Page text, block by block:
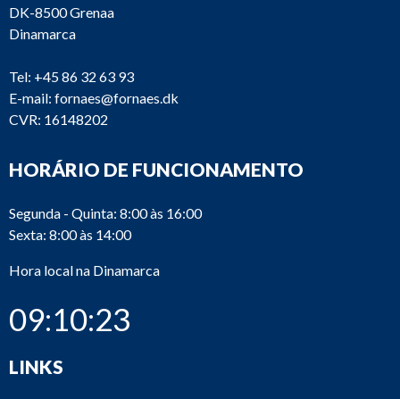
E0402
X7
ROUTER
DK-8500 Grenaa
Dinamarca
Tel: +45 86 32 63 93
E-mail: fornaes@fornaes.dk
CVR: 16148202
HORÁRIO DE FUNCIONAMENTO
Segunda - Quinta: 8:00 às 16:00
Sexta: 8:00 às 14:00
Hora local na Dinamarca
09:10:23
LINKS